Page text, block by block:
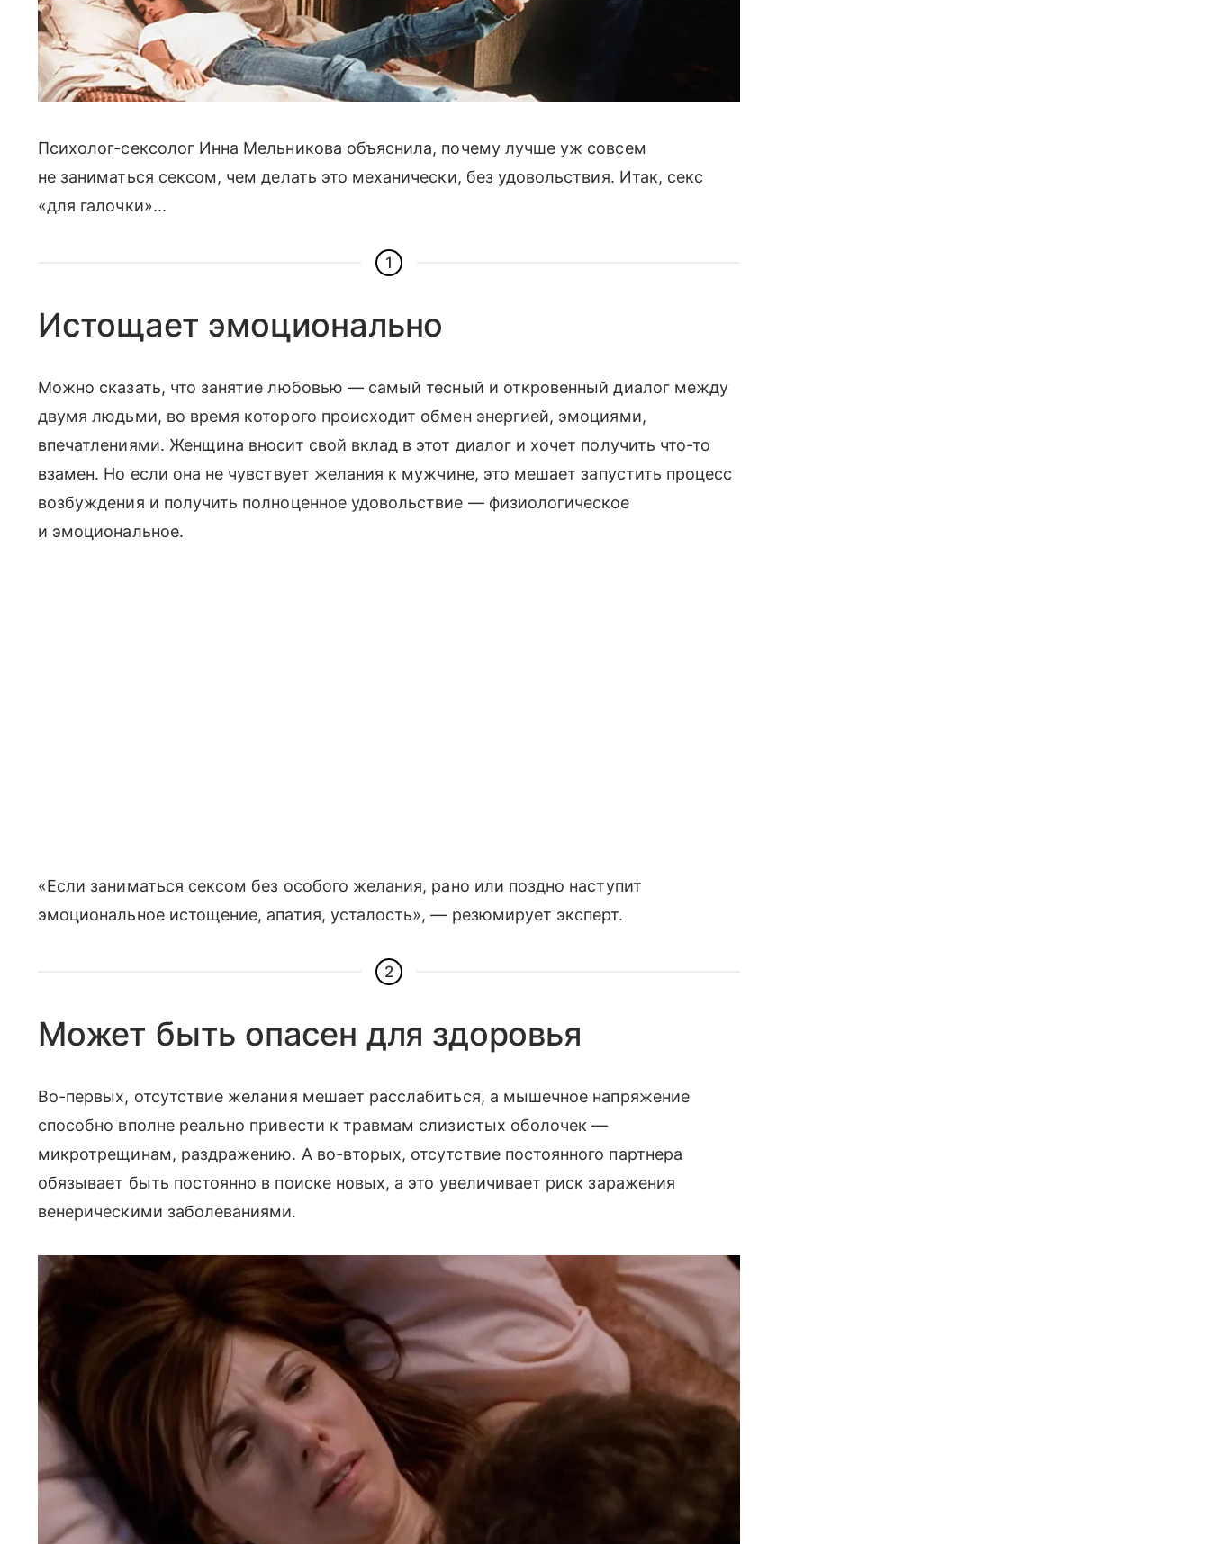
Психолог-сексолог Инна Мельникова объяснила, почему лучше уж совсем
не заниматься сексом, чем делать это механически, без удовольствия. Итак, секс
«для галочки»...
1
Истощает эмоционально
Можно сказать, что занятие любовью — самый тесный и откровенный диалог между
двумя людьми, во время которого происходит обмен энергией, эмоциями,
впечатлениями. Женщина вносит свой вклад в этот диалог и хочет получить что-то
взамен. Но если она не чувствует желания к мужчине, это мешает запустить процесс
возбуждения и получить полноценное удовольствие — физиологическое
и эмоциональное.
«Если заниматься сексом без особого желания, рано или поздно наступит
эмоциональное истощение, апатия, усталость», — резюмирует эксперт.
2
Может быть опасен для здоровья
Во-первых, отсутствие желания мешает расслабиться, а мышечное напряжение
способно вполне реально привести к травмам слизистых оболочек —
микротрещинам, раздражению. А во-вторых, отсутствие постоянного партнера
обязывает быть постоянно в поиске новых, а это увеличивает риск заражения
венерическими заболеваниями.